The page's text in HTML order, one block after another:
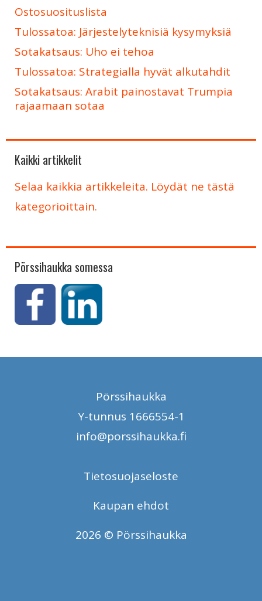
Ostosuosituslista
Tulossatoa: Järjestelyteknisiä kysymyksiä
Sotakatsaus: Uho ei tehoa
Tulossatoa: Strategialla hyvät alkutahdit
Sotakatsaus: Arabit painostavat Trumpia
rajaamaan sotaa
Kaikki artikkelit
Selaa kaikkia artikkeleita. Löydät ne tästä
kategorioittain.
Pörssihaukka somessa
Pörssihaukka
Y-tunnus 1666554-1
info@porssihaukka.fi
Tietosuojaseloste
Kaupan ehdot
2026 © Pörssihaukka